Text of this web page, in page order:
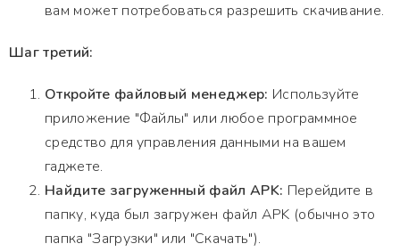
вам может потребоваться разрешить скачивание.
Шаг третий:
Откройте файловый менеджер: Используйте
приложение "Файлы" или любое программное
средство для управления данными на вашем
гаджете.
Найдите загруженный файл APK: Перейдите в
папку, куда был загружен файл APK (обычно это
папка "Загрузки" или "Скачать").